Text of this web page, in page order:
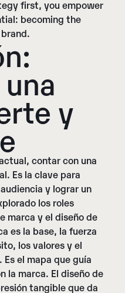
first, you empower
becoming the
y
contar con una
Es la clave para
y lograr un
los roles
marca y el diseño de
es la base, la fuerza
los valores y el
el mapa que guía
la marca. El diseño de
tangible que da